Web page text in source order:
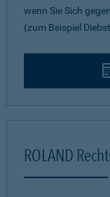
wenn Sie Sich
(zum Beispiel
ROLAND